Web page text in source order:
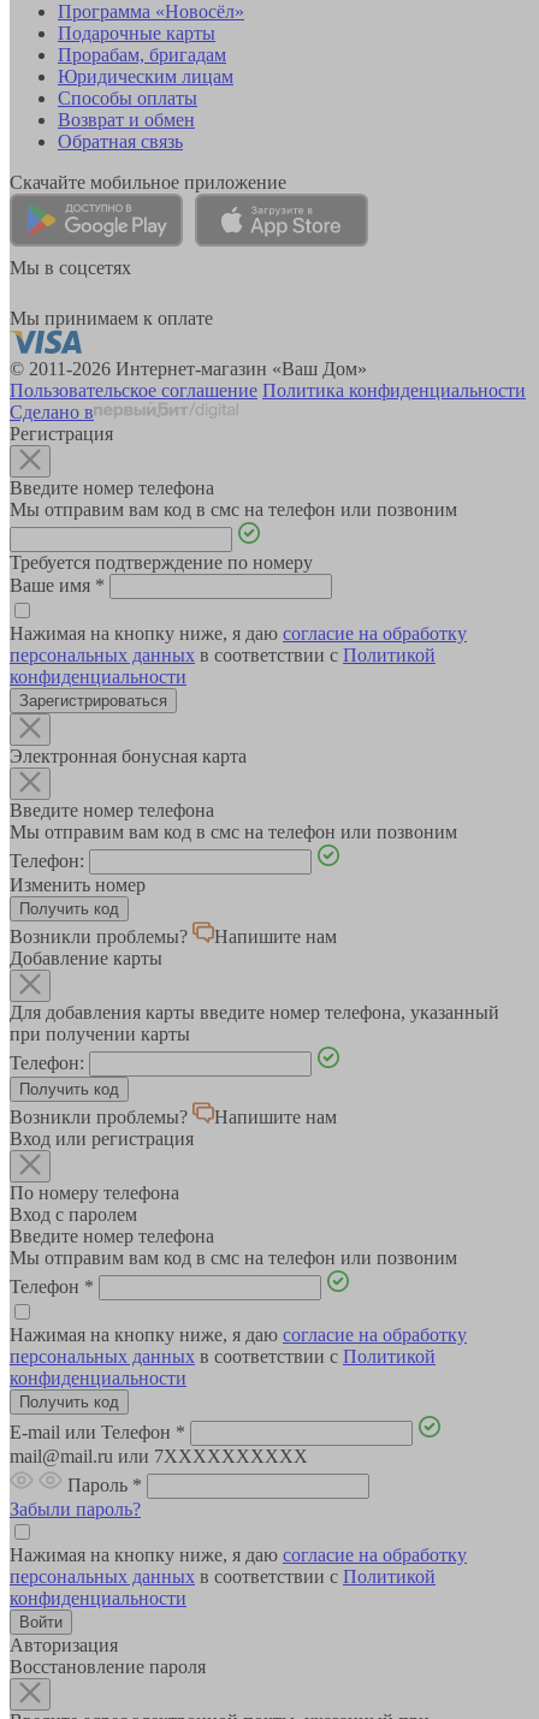
Программа «Новосёл»
Подарочные карты
Прорабам, бригадам
Юридическим лицам
Способы оплаты
Возврат и обмен
Обратная связь
Скачайте мобильное приложение
Мы в соцсетях
Мы принимаем к оплате
© 2011-2026 Интернет-магазин «Ваш Дом»
Пользовательское соглашение Политика конфиденциальности
Сделано в
Регистрация
Введите номер телефона
Мы отправим вам код в смс на телефон или позвоним
Требуется подтверждение по номеру
Ваше имя *
Нажимая на кнопку ниже, я даю согласие на обработку
персональных данных в соответствии с Политикой
конфиденциальности
Зарегистрироваться
Электронная бонусная карта
Введите номер телефона
Мы отправим вам код в смс на телефон или позвоним
Телефон:
Изменить номер
Возникли проблемы?
Напишите нам
Добавление карты
Для добавления карты введите номер телефона, указанный
при получении карты
Телефон:
Возникли проблемы?
Напишите нам
Вход или регистрация
По номеру телефона
Вход с паролем
Введите номер телефона
Мы отправим вам код в смс на телефон или позвоним
Телефон *
Нажимая на кнопку ниже, я даю согласие на обработку
персональных данных в соответствии с Политикой
конфиденциальности
E-mail или Телефон *
mail@mail.ru или 7XXXXXXXXXX
Пароль *
Забыли пароль?
Нажимая на кнопку ниже, я даю согласие на обработку
персональных данных в соответствии с Политикой
конфиденциальности
Авторизация
Восстановление пароля